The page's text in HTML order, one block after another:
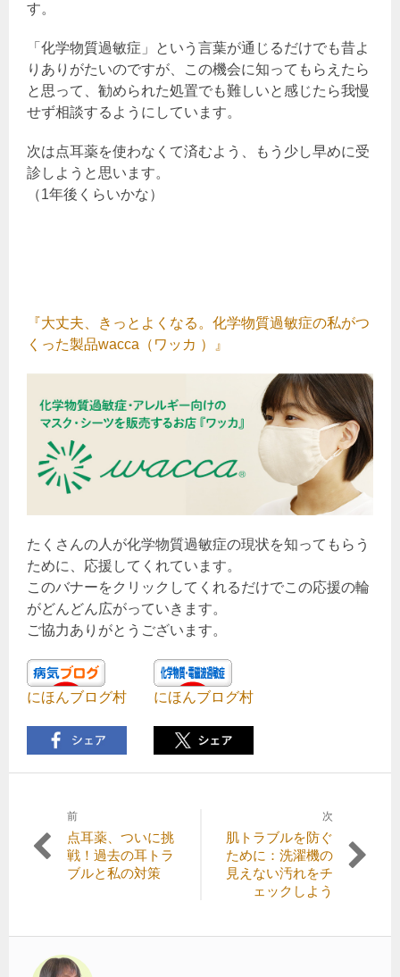
す。
「化学物質過敏症」という言葉が通じるだけでも昔よ
りありがたいのですが、この機会に知ってもらえたら
と思って、勧められた処置でも難しいと感じたら我慢
せず相談するようにしています。
次は点耳薬を使わなくて済むよう、もう少し早めに受
診しようと思います。
（1年後くらいかな）
『大丈夫、きっとよくなる。化学物質過敏症の私がつ
くった製品wacca（ワッカ ）』
たくさんの人が化学物質過敏症の現状を知ってもらう
ために、応援してくれています。
このバナーをクリックしてくれるだけでこの応援の輪
がどんどん広がっていきます。
ご協力ありがとうございます。
にほんブログ村 にほんブログ村
稿
ゲ
ー
前
前
の
記
点耳薬、ついに挑
戦！過去の耳トラ
ブルと私の対策
次
肌トラブルを防ぐ
ために：洗濯機の
見えない汚れをチ
ェックしよう